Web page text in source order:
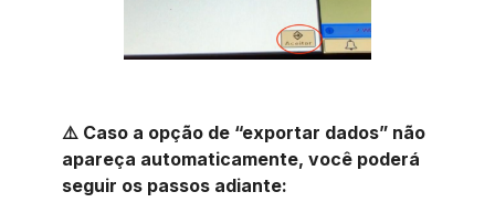
⚠️ Caso a opção de “exportar dados” não
apareça automaticamente, você poderá
seguir os passos adiante: